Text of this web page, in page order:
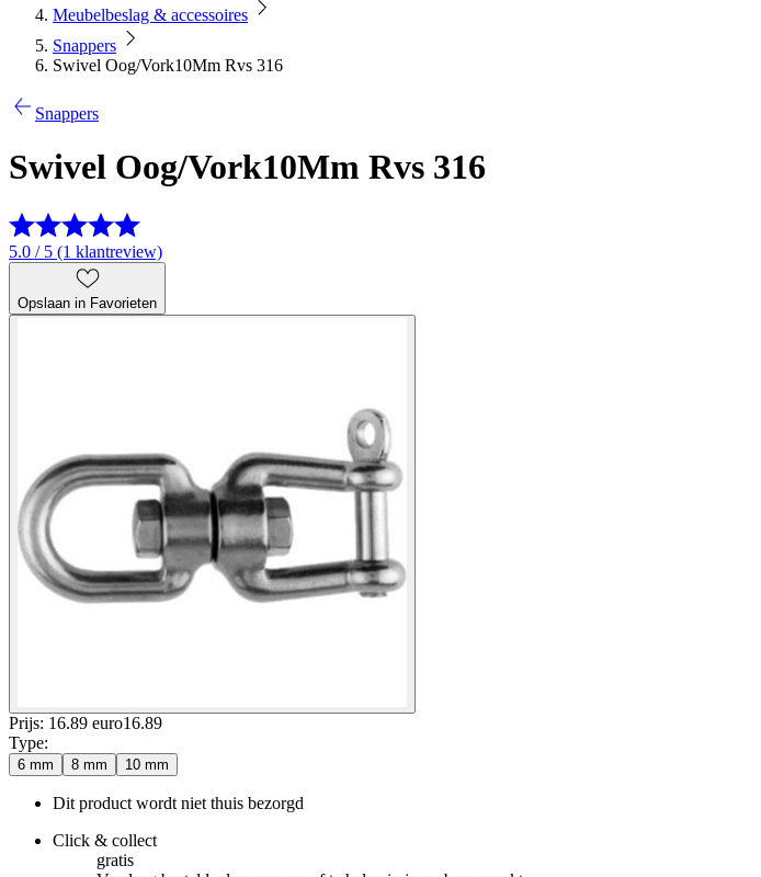
Meubelbeslag & accessoires
Snappers
Swivel Oog/Vork10Mm Rvs 316
Snappers
Swivel Oog/Vork10Mm Rvs 316
5.0 / 5 (1 klantreview)
Opslaan in Favorieten
Prijs: 16.89 euro16.89
Type:
6 mm 8 mm 10 mm
Dit product wordt niet thuis bezorgd
Click & collect
gratis